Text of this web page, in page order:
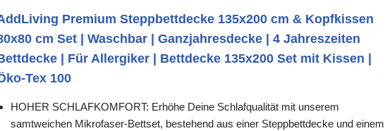
Premium Steppbettdecke 135x200 cm & Kopfkissen
cm Set | Waschbar | Ganzjahresdecke | 4 Jahreszeiten
| Für Allergiker | Bettdecke 135x200 Set mit Kissen |
Tex 100
HOHER SCHLAFKOMFORT: Erhöhe Deine Schlafqualität mit unserem
samtweichen Mikrofaser-Bettset, bestehend aus einer Steppbettdecke und einem